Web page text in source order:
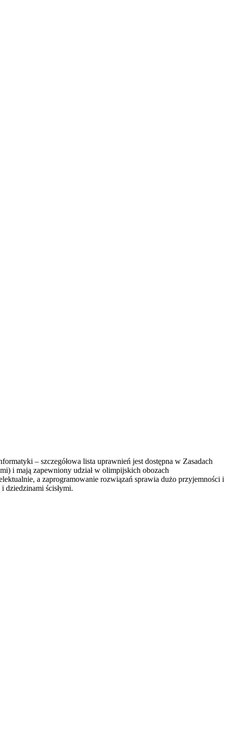
– szczegółowa lista uprawnień jest dostępna w Zasadach
i mają zapewniony udział w olimpijskich obozach
a zaprogramowanie rozwiązań sprawia dużo przyjemności i
dziedzinami ścisłymi.